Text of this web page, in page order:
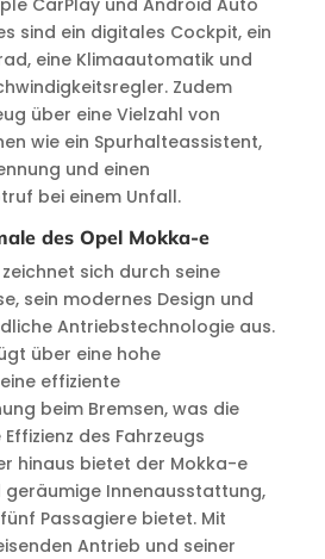
CarPlay und Android Auto
sind ein digitales Cockpit, ein
eine Klimaautomatik und
Zudem
über eine Vielzahl von
wie ein Spurhalteassistent,
und einen
bei einem Unfall.
des Opel Mokka-e
sich durch seine
sein modernes Design und
Antriebstechnologie aus.
über eine hohe
effiziente
beim Bremsen, was die
des Fahrzeugs
hinaus bietet der Mokka-e
geräumige Innenausstattung,
Passagiere bietet. Mit
Antrieb und seiner